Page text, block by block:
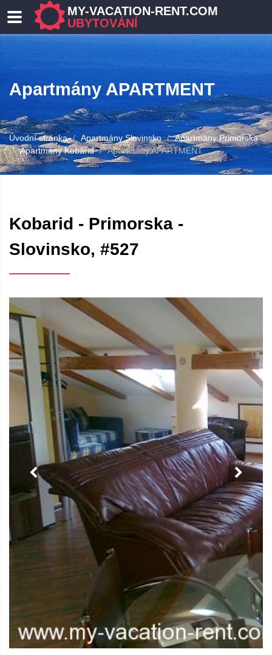
MY-VACATION-RENT.COM
UBYTOVÁNÍ
Apartmány APARTMENT
Úvodní stránka Apartmány Slovinsko
Apartmány Primorska
Apartmány Kobarid
Apartmány APARTMENT
Kobarid - Primorska -
Slovinsko, #527